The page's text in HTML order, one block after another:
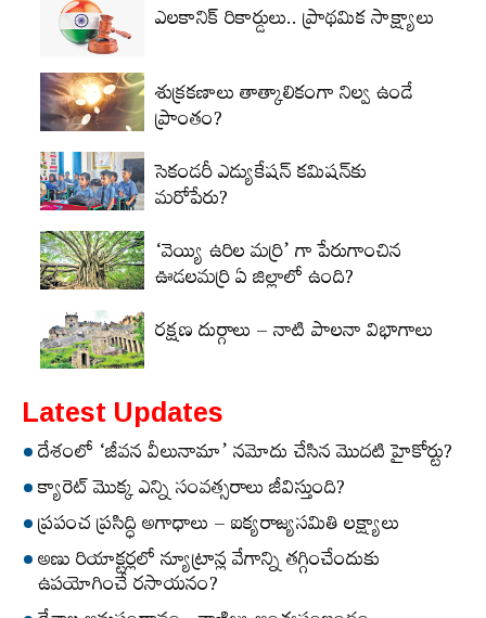
ఎలకానిక్‌ రికార్డులు.. ప్రాథమిక సాక్ష్యాలు
శుక్రకణాలు తాత్కాలికంగా నిల్వ ఉండే
ప్రాంతం?
సెకండరీ ఎడ్యుకేషన్‌ కమిషన్‌కు
మరోపేరు?
‘వెయ్యి ఉరిల మర్రి’ గా పేరుగాంచిన
ఊడలమర్రి ఏ జిల్లాలో ఉంది?
రక్షణ దుర్గాలు – నాటి పాలనా విభాగాలు
Latest Updates
దేశంలో ‘జీవన వీలునామా’ నమోదు చేసిన మొదటి హైకోర్టు?
క్యారెట్‌ మొక్క ఎన్ని సంవత్సరాలు జీవిస్తుంది?
ప్రపంచ ప్రసిద్ధి అగాధాలు – ఐక్యరాజ్యసమితి లక్ష్యాలు
అణు రియాక్టర్లలో న్యూట్రాన్ల వేగాన్ని తగ్గించేందుకు
ఉపయోగించే రసాయనం?